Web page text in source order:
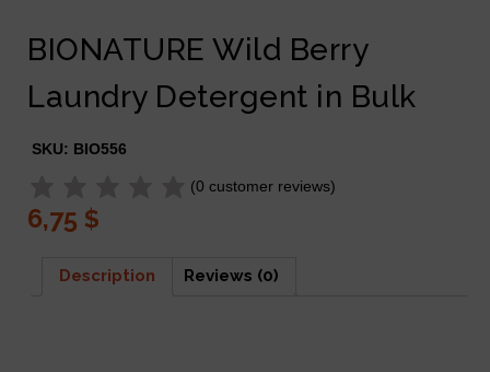
BIONATURE Wild Berry
Laundry Detergent in Bulk
SKU: BIO556
(0 customer reviews)
6,75 $
Description Reviews (0)